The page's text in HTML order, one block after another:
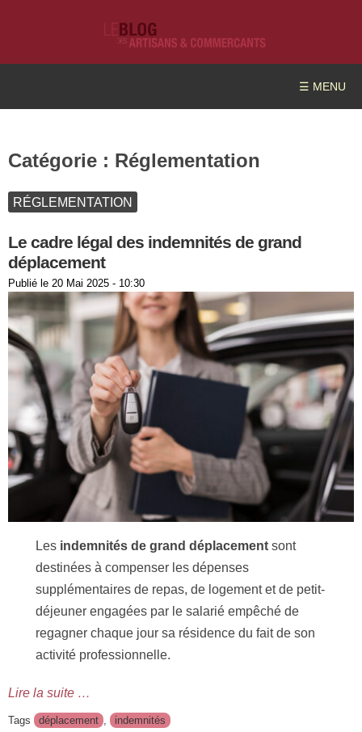
☰ MENU
Catégorie : Réglementation
RÉGLEMENTATION
Le cadre légal des indemnités de grand
déplacement
Publié le 20 Mai 2025 - 10:30
Les indemnités de grand déplacement sont
destinées à compenser les dépenses
supplémentaires de repas, de logement et de petit-
déjeuner engagées par le salarié empêché de
regagner chaque jour sa résidence du fait de son
activité professionnelle.
Lire la suite …
Tags déplacement , indemnités